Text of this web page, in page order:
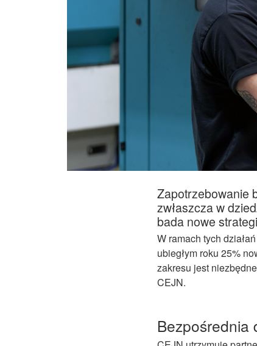
Zapotrzebowanie
zwłaszcza w
bada nowe
W ramach tych
ubiegłym roku 25%
zakresu jest
CEJN.
Bezpośrednia